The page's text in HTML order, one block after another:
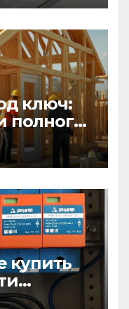
ключ:
полного
купить
от